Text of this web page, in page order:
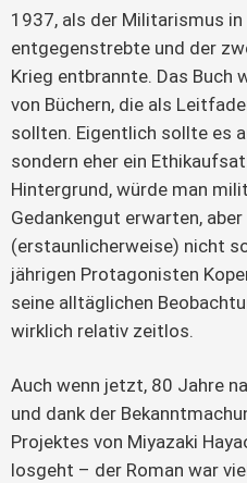
1937, als der Militarismus
entgegenstrebte und der
Krieg entbrannte. Das Buch
von Büchern, die als
sollten. Eigentlich sollte es
sondern eher ein
Hintergrund, würde man
Gedankengut erwarten,
(erstaunlicherweise) nicht
jährigen Protagonisten
seine alltäglichen
wirklich relativ zeitlos.
Auch wenn jetzt, 80 Jahre
und dank der
Projektes von Miyazaki
losgeht – der Roman war